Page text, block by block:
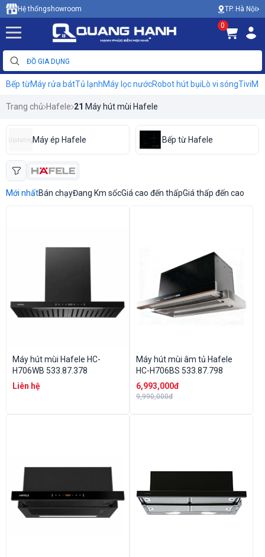
Hệ thốngshowroom TP. Hà Nội
0
Bếp từMáy rửa bátTủ lạnhMáy lọc nướcRobot hút bụiLò vi sóngTivi
Trang chủ Hafele 21 Máy hút mùi Hafele
UpdatingMáy ép Hafele Bếp từ Hafele
Mới nhấtBán chạyĐang Km sốcGiá cao đến thấpGiá thấp đến cao
Máy hút mùi Hafele HC-
H706WB 533.87.378
Liên hệ
Máy hút mùi âm tủ Hafele
HC-H706BS 533.87.798
6,993,000đ
9,990,000đ